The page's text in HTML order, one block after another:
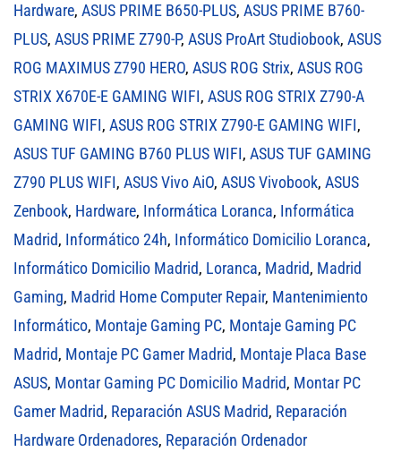
Hardware, ASUS PRIME B650-PLUS, ASUS PRIME B760-
PLUS, ASUS PRIME Z790-P, ASUS ProArt Studiobook, ASUS
ROG MAXIMUS Z790 HERO, ASUS ROG Strix, ASUS ROG
STRIX X670E-E GAMING WIFI, ASUS ROG STRIX Z790-A
GAMING WIFI, ASUS ROG STRIX Z790-E GAMING WIFI,
ASUS TUF GAMING B760 PLUS WIFI, ASUS TUF GAMING
Z790 PLUS WIFI, ASUS Vivo AiO, ASUS Vivobook, ASUS
Zenbook, Hardware, Informática Loranca, Informática
Madrid, Informático 24h, Informático Domicilio Loranca,
Informático Domicilio Madrid, Loranca, Madrid, Madrid
Gaming, Madrid Home Computer Repair, Mantenimiento
Informático, Montaje Gaming PC, Montaje Gaming PC
Madrid, Montaje PC Gamer Madrid, Montaje Placa Base
ASUS, Montar Gaming PC Domicilio Madrid, Montar PC
Gamer Madrid, Reparación ASUS Madrid, Reparación
Hardware Ordenadores, Reparación Ordenador